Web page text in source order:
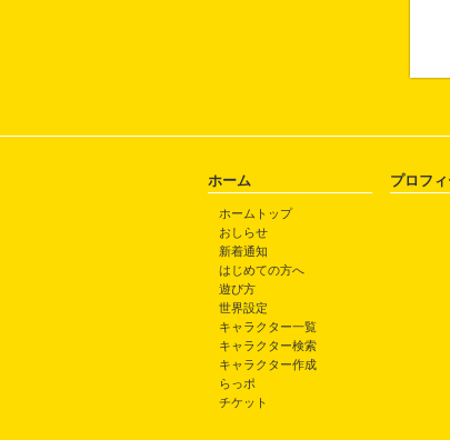
ホーム
ホームトップ
おしらせ
新着通知
はじめての方へ
遊び方
世界設定
キャラクター一覧
キャラクター検索
キャラクター作成
らっポ
チケット
プロフ